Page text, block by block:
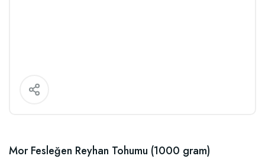
Mor Fesleğen Reyhan Tohumu (1000 gram)